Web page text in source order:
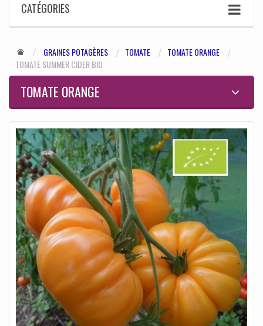
CATÉGORIES
GRAINES POTAGÈRES TOMATE
TOMATE ORANGE
TOMATE SUMMER CIDER BIO
TOMATE ORANGE